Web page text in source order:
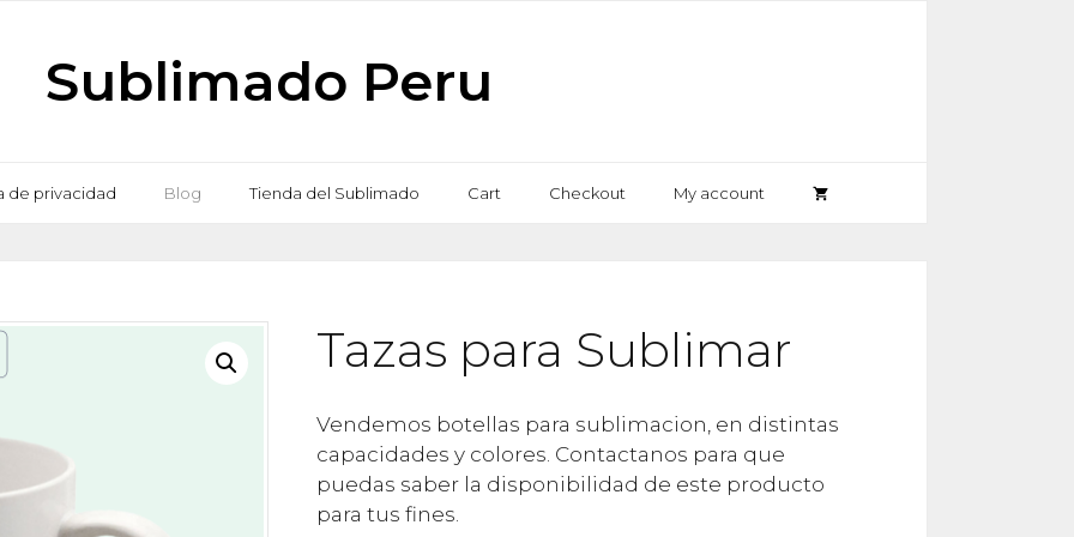
Sublimado Peru
de privacidad Blog Tienda del Sublimado Cart Checkout My account
Tazas para Sublimar
Vendemos botellas para sublimacion, en distintas
capacidades y colores. Contactanos para que
puedas saber la disponibilidad de este producto
para tus fines.